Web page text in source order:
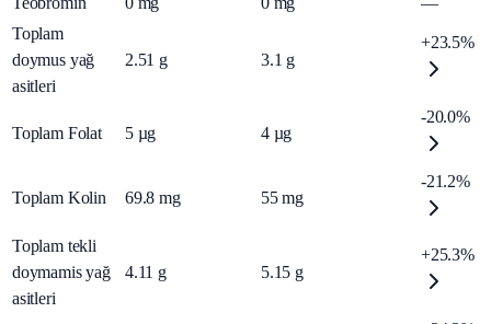
Toplam
doymus yağ
asitleri
2.51 g 3.1 g
+23.5%
Toplam Folat 5 µg 4 µg
-20.0%
Toplam Kolin 69.8 mg 55 mg
-21.2%
Toplam tekli
doymamis yağ
asitleri
4.11 g 5.15 g
+25.3%